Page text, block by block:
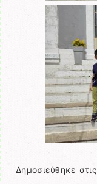
Δημοσιεύθηκε στις